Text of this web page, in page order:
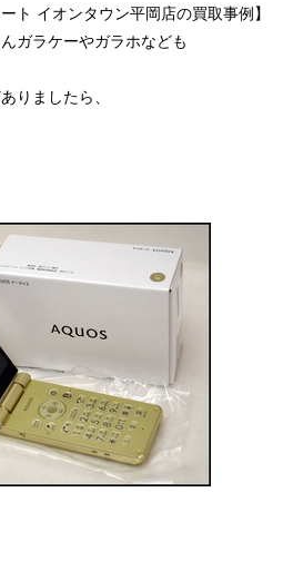
ト イオンタウン平岡店の買取事例】
ガラケーやガラホなども
りましたら、